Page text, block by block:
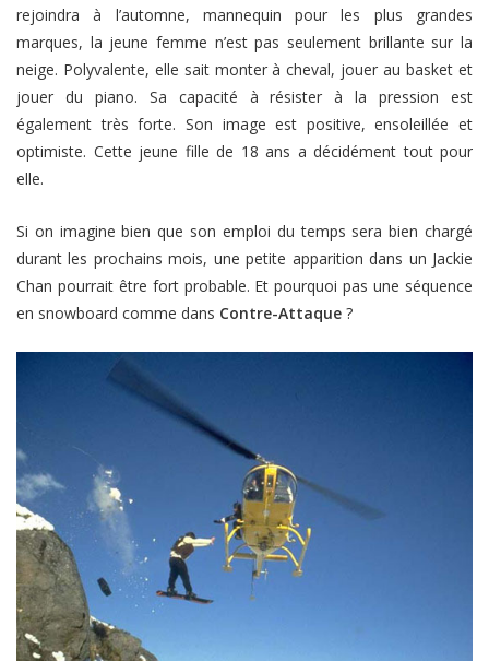
rejoindra à l’automne, mannequin pour les plus grandes
marques, la jeune femme n’est pas seulement brillante sur la
neige. Polyvalente, elle sait monter à cheval, jouer au basket et
jouer du piano. Sa capacité à résister à la pression est
également très forte. Son image est positive, ensoleillée et
optimiste. Cette jeune fille de 18 ans a décidément tout pour
elle.
Si on imagine bien que son emploi du temps sera bien chargé
durant les prochains mois, une petite apparition dans un Jackie
Chan pourrait être fort probable. Et pourquoi pas une séquence
en snowboard comme dans Contre-Attaque ?